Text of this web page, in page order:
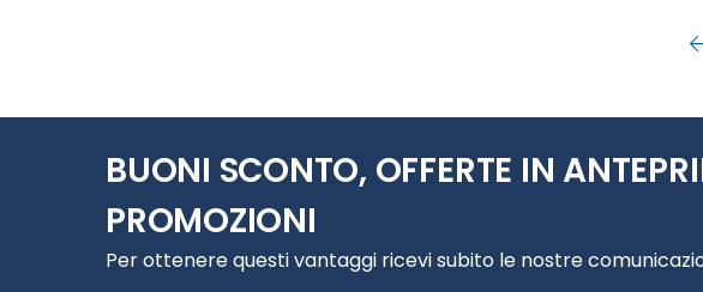
BUONI SCONTO, OFFERTE IN
PROMOZIONI
Per ottenere questi vantaggi ricevi subito le nostre